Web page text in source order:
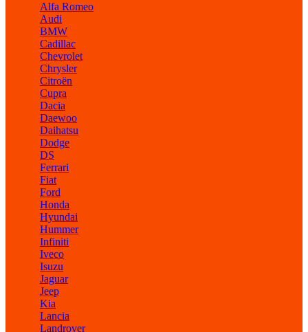
Alfa Romeo
Audi
BMW
Cadillac
Chevrolet
Chrysler
Citroën
Cupra
Dacia
Daewoo
Daihatsu
Dodge
DS
Ferrari
Fiat
Ford
Honda
Hyundai
Hummer
Infiniti
Iveco
Isuzu
Jaguar
Jeep
Kia
Lancia
Landrover